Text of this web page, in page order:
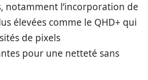
notamment l’incorporation de
élevées comme le QHD+ qui
de pixels
pour une netteté sans